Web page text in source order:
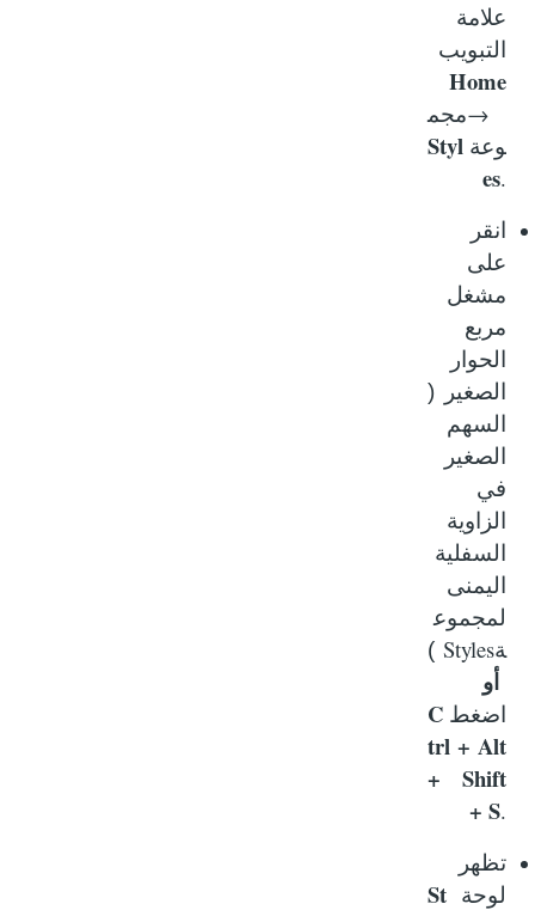
علامة
التبويب
Home
→مجم
وعةStyl
es
انقر
على
مشغل
مربع
الحوار
الصغير (
السهم
الصغير
في
الزاوية
السفلية
اليمنى
لمجموع
Styles
)
اضغطC
trl + Alt
+ Shift
+ S
تظهر
لوحةSt